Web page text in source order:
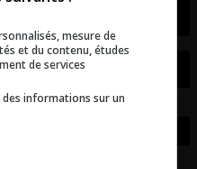
mesure de
et du contenu, études
de services
informations sur un